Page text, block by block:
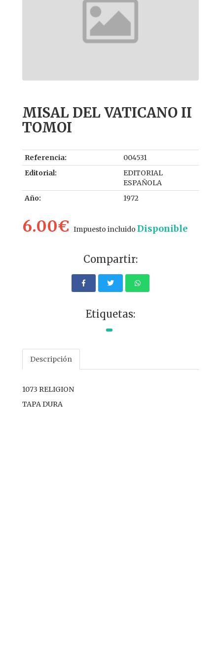
MISAL DEL VATICANO II
TOMOI
Referencia:
004531
Editorial:
EDITORIAL
ESPAÑOLA
Año:
1972
6.00€ Impuesto incluido Disponible
Compartir:
Etiquetas:
Descripción
1073 RELIGION
TAPA DURA